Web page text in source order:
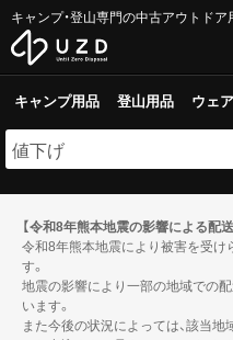
キャンプ・登山専門の中古アウトドア
キャンプ用品 登山用品 ウェ
【令和8年熊本地震の影響による配
令和8年熊本地震により被害を受け
す。
地震の影響により一部の地域での
います。
また今後の状況によっては、該当